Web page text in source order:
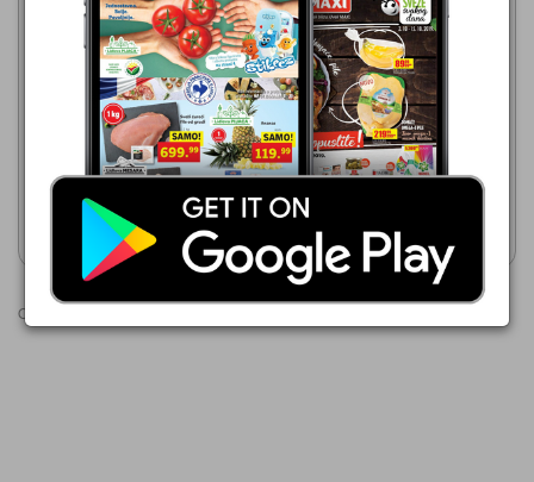
Lilly Drogerie
01.08.-31.08.2026
349,99 din
Borotalco Original
Prikaži katalog
Lilly Drogerie
01.08.-31.08.2026
359,99 din
Borotalco
Prikaži katalog
Oglasi